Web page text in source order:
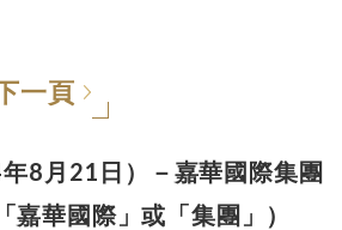
一頁
年8月21日）－嘉華國際集團
嘉華國際」或「集團」）